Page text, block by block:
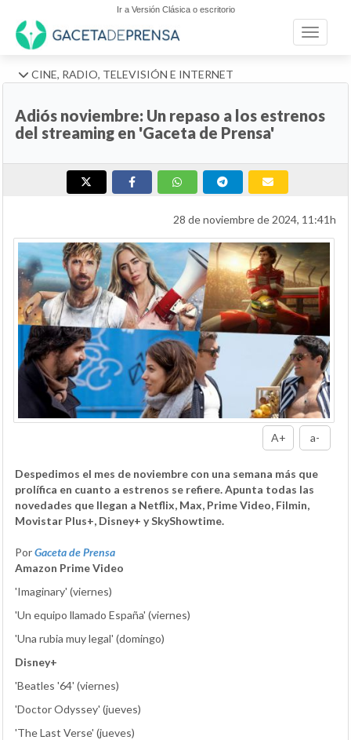
Ir a Versión Clásica o escritorio
Toggle
CINE, RADIO, TELEVISIÓN E INTERNET
Adiós noviembre: Un repaso a los estrenos
del streaming en 'Gaceta de Prensa'
28 de noviembre de 2024, 11:41h
A+ a-
Despedimos el mes de noviembre con una semana más que
prolífica en cuanto a estrenos se refiere. Apunta todas las
novedades que llegan a Netflix, Max, Prime Video, Filmin,
Movistar Plus+, Disney+ y SkyShowtime.
PorGaceta de Prensa
Amazon Prime Video
'Imaginary' (viernes)
'Un equipo llamado España' (viernes)
'Una rubia muy legal' (domingo)
Disney+
'Beatles '64' (viernes)
'Doctor Odyssey' (jueves)
'The Last Verse' (jueves)